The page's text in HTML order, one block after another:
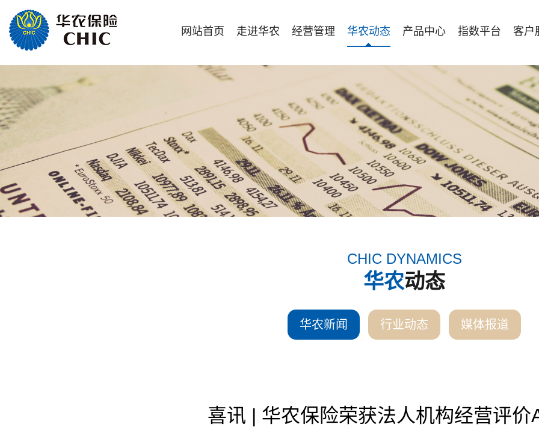
网站首页 走进华农 经营管理 华农动态 产品中心 指数平台 客户
CHIC DYNAMICS
华农动态
华农新闻 行业动态 媒体报道
喜讯 | 华农保险荣获法人机构经营评价